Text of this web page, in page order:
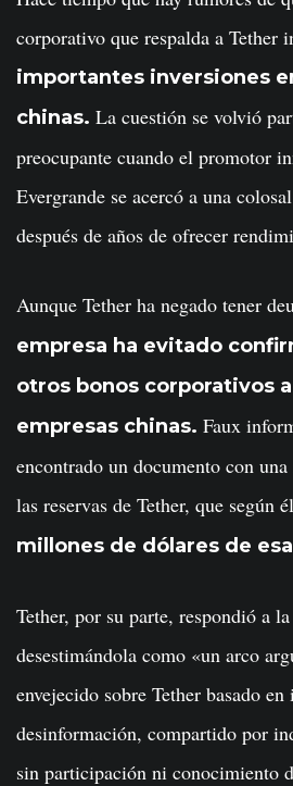
corporativo que respalda a Tether
importantes inversiones
chinas. La cuestión se volvió
preocupante cuando el promotor
Evergrande se acercó a una
después de años de ofrecer
Aunque Tether ha negado tener
empresa ha evitado
otros bonos corporativos
empresas chinas. Faux
encontrado un documento con
las reservas de Tether, que según él
millones de dólares de
Tether, por su parte, respondió a
desestimándola como «un arco
envejecido sobre Tether basado
desinformación, compartido por
sin participación ni conocimiento